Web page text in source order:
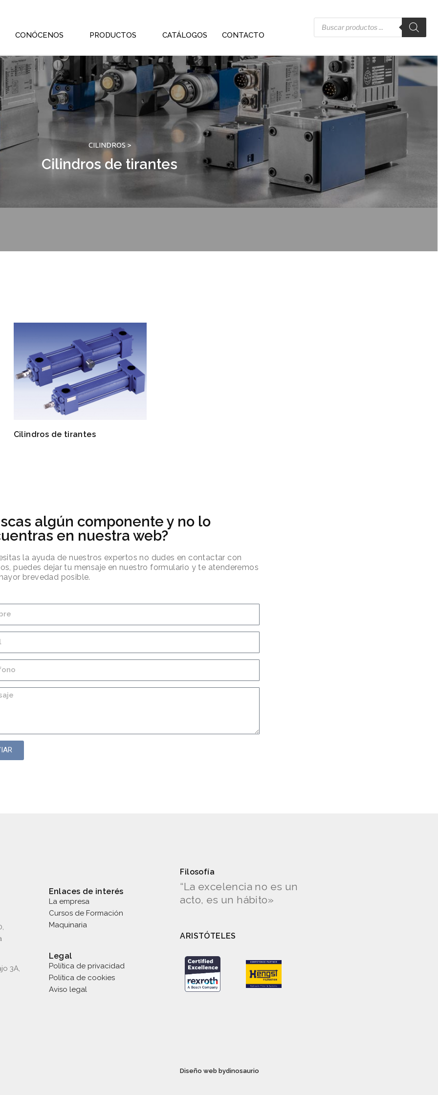
CONÓCENOS PRODUCTOS CATÁLOGOS CONTACTO
CILINDROS >
Cilindros de tirantes
Cilindros de tirantes
algún componente y no lo
en nuestra web?
la ayuda de nuestros expertos no dudes en contactar con
puedes dejar tu mensaje en nuestro formulario y te atenderemos
brevedad posible.
3A,
Enlaces de interés
La empresa
Cursos de Formación
Maquinaria
Legal
Política de privacidad
Política de cookies
Aviso legal
Filosofía
“La excelencia no es un
acto, es un hábito»
ARISTÓTELES
Diseño web bydinosaurio